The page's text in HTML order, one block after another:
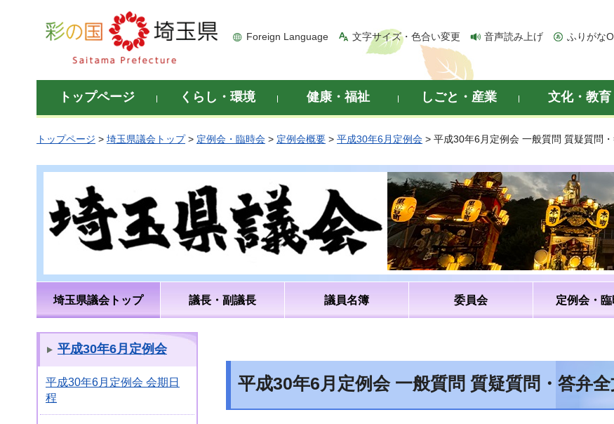
彩の国 埼玉県
Foreign Language 文字サイズ・色合い変更 音声読み上げ ふりがな
トップページ くらし・環境 健康・福祉 しごと・産業 文化・教育
トップページ > 埼玉県議会トップ> 定例会・臨時会 > 定例会概要 > 平成30年6月定例会 > 平成30年6月定例会 一般質問 質疑質問
埼玉県議会トップ 議長・副議長 議員名簿 委員会 定例会・
平成30年6月定例会
平成30年6月定例会 会期日
程
平成30年6月定例会 一般質問 質疑質問・答弁全